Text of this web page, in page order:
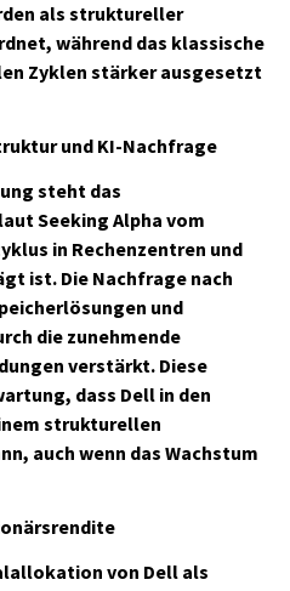
als struktureller
während das klassische
Zyklen stärker ausgesetzt
und KI-Nachfrage
steht das
Seeking Alpha vom
in Rechenzentren und
ist. Die Nachfrage nach
und
die zunehmende
verstärkt. Diese
dass Dell in den
strukturellen
auch wenn das Wachstum
von Dell als